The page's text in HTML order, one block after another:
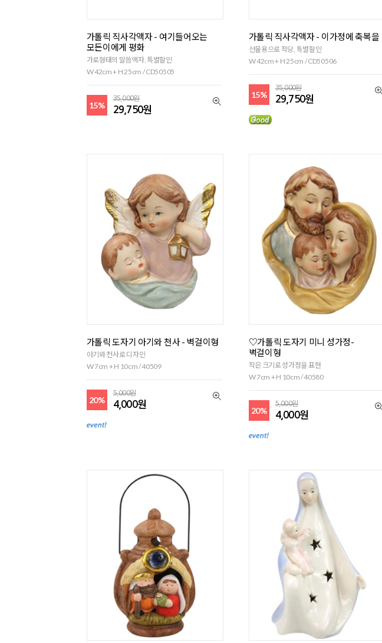
가톨릭 직사각액자 - 여기들어오는
모든이에게 평화
가로형태의 말씀액자, 특별할인
W 42cm + H 25cm / CD50505
15%
35,000원
29,750원
가톨릭 직사각액자 - 이가정에 축복을
선물용으로 적당, 특별할인
W 42cm + H 25cm / CD50506
15%
35,000원
29,750원
가톨릭 도자기 아기와 천사 - 벽걸이형
아기와 천사로 디자인
W 7cm + H 10cm / 40509
20%
5,000원
4,000원
♡가톨릭 도자기 미니 성가정-
벽걸이형
작은 크기로 성가정을 표현
W 7cm + H 10cm / 40580
20%
5,000원
4,000원